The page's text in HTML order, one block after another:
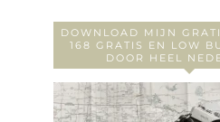
DOWNLOAD MIJN
168 GRATIS EN LOW
DOOR HEEL